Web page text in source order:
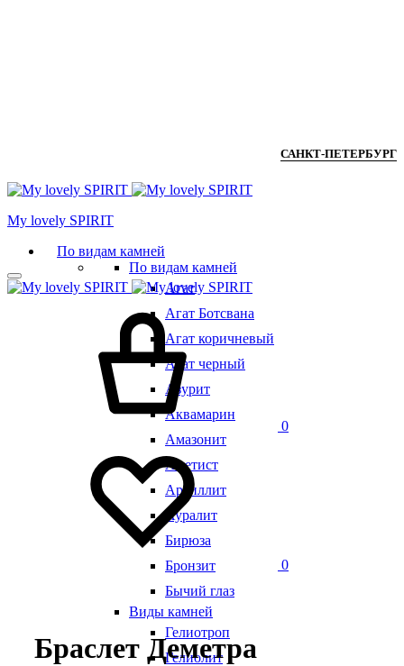
САНКТ-ПЕТЕРБУРГ
Мy lovely SPIRIT
По видам камней
По видам камней
Агат
Агат Ботсвана
Агат коричневый
Агат черный
Азурит
Аквамарин
Амазонит
Аметист
Аргиллит
Ауралит
Бирюза
Бронзит
Бычий глаз
Виды камней
Гелиотроп
Гелиолит
0
0
Браслет Деметра